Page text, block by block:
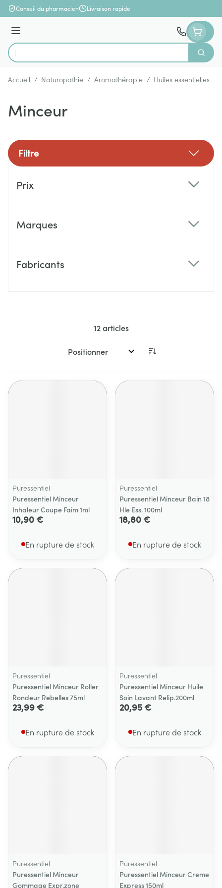
Aller au contenu
Conseil du pharmacien Livraison rapide
Menu
Rechercher
Accueil / Naturopathie / Aromathérapie / Huiles essentielles /
Minceur
Filtre
Prix
Marques
Fabricants
12articles
Trier par:
Puressentiel
Puressentiel Minceur
Inhaleur Coupe Faim 1ml
10,90 €
En rupture de stock
Puressentiel
Puressentiel Minceur Bain 18
Hle Ess. 100ml
18,80 €
En rupture de stock
Puressentiel
Puressentiel Minceur Roller
Rondeur Rebelles 75ml
23,99 €
En rupture de stock
Puressentiel
Puressentiel Minceur Huile
Soin Lavant Relip.200ml
20,95 €
En rupture de stock
Puressentiel
Puressentiel Minceur
Gommage Expr.zone
Puressentiel
Puressentiel Minceur Creme
Express 150ml